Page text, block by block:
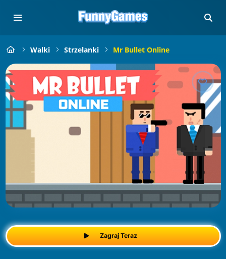
Walki Strzelanki Mr Bullet Online
Zagraj Teraz